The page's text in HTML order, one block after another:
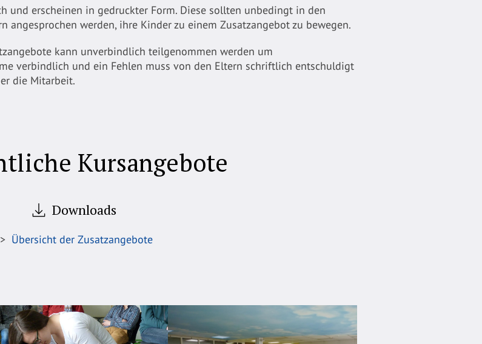
und erscheinen in gedruckter Form. Diese sollten unbedingt in den
angesprochen werden, ihre Kinder zu einem Zusatzangebot zu bewegen.
kann unverbindlich teilgenommen werden um
verbindlich und ein Fehlen muss von den Eltern schriftlich entschuldigt
die Mitarbeit.
Kursangebote
Downloads
Übersicht der Zusatzangebote